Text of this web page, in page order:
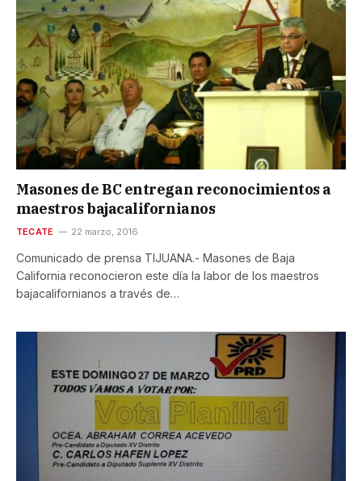
Masones de BC entregan reconocimientos a
maestros bajacalifornianos
TECATE 22 marzo, 2016
Comunicado de prensa TIJUANA.- Masones de Baja
California reconocieron este día la labor de los maestros
bajacalifornianos a través de…